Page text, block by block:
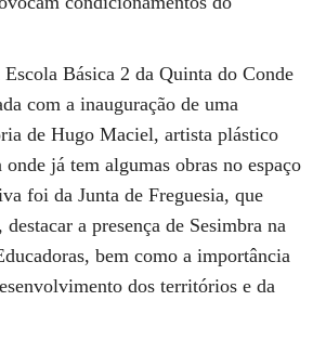
Básica 2 da Quinta do Conde
com a inauguração de uma
de Hugo Maciel, artista plástico
já tem algumas obras no espaço
foi da Junta de Freguesia, que
a presença de Sesimbra na
bem como a importância
dos territórios e da